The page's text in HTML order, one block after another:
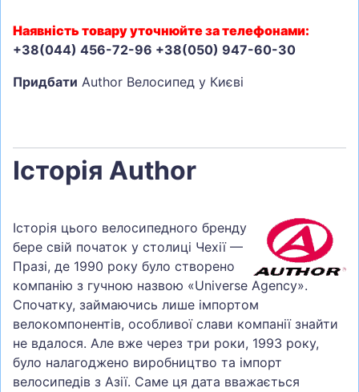
Наявність товару уточнюйте за телефонами:
+38(044) 456-72-96 +38(050) 947-60-30
Придбати Author Велосипед у Києві
Історія Author
Історія цього велосипедного бренду
бере свій початок у столиці Чехії —
Празі, де 1990 року було створено
компанію з гучною назвою «Universe Agency».
Спочатку, займаючись лише імпортом
велокомпонентів, особливої слави компанії знайти
не вдалося. Але вже через три роки, 1993 року,
було налагоджено виробництво та імпорт
велосипедів з Азії. Саме ця дата вважається